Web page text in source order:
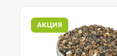
АКЦИЯ